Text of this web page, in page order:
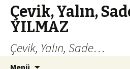
Çevik, Yalın,
YILMAZ
Çevik, Yalın, Sade…
Menü